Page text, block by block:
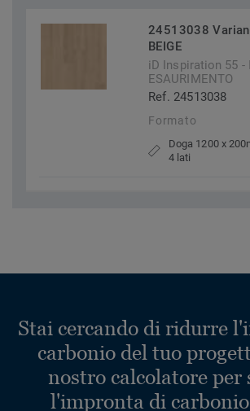
24513038
BEIGE
iD Inspiration 55 -
ESAURIMENTO
Ref. 24513038
Formato
Doga 1200 x
4 lati
Stai cercando di ridurre
carbonio del tuo
nostro calcolatore per
l'impronta di